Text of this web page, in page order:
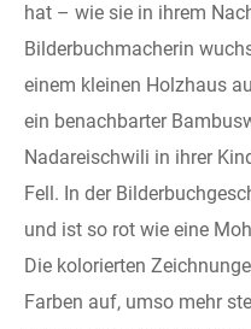
hat – wie sie in ihrem
Bilderbuchmacherin
einem kleinen Holzhaus
ein benachbarter
Nadareischwili in ihrer
Fell. In der
und ist so rot wie eine
Die kolorierten
Farben auf, umso mehr